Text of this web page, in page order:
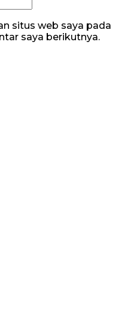
situs web saya pada
saya berikutnya.